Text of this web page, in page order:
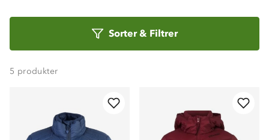
Sorter& Filtrer
5 produkter